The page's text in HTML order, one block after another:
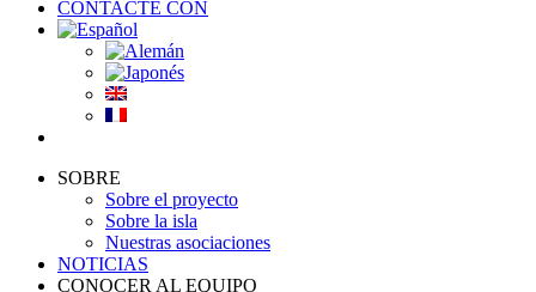
CONTACTE CON
SOBRE
Sobre el proyecto
Sobre la isla
Nuestras asociaciones
NOTICIAS
CONOCER AL EQUIPO